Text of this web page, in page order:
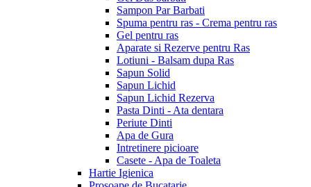
Sampon Par Barbati
Spuma pentru ras - Crema pentru ras
Gel pentru ras
Aparate si Rezerve pentru Ras
Lotiuni - Balsam dupa Ras
Sapun Solid
Sapun Lichid
Sapun Lichid Rezerva
Pasta Dinti - Ata dentara
Periute Dinti
Apa de Gura
Intretinere picioare
Casete - Apa de Toaleta
Hartie Igienica